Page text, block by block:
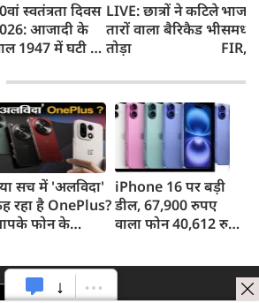
स्वतंत्रता दिवस
आजादी के
1947 में घटी थीं
LIVE: छात्रों ने कटिले
तारों वाला बैरिकैड भी
तोड़ा
समधी
FIR,
शादी
सच में 'अलविदा'
रहा है OnePlus?
फोन के
iPhone 16 पर बड़ी
डील, 67,900 रुपए
वाला फोन 40,612 रुपए